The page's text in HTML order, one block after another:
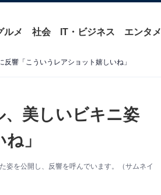
ルメ 社会 IT・ビジネス エンタメ
響「こういうレアショット嬉しいね」
、美しいビキニ姿
」
姿を公開し、反響を呼んでいます。（サムネイ